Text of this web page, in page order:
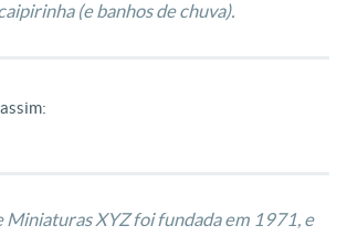
(e banhos de chuva).
Miniaturas XYZ foi fundada em 1971, e